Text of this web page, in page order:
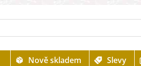
Nově skladem Slevy